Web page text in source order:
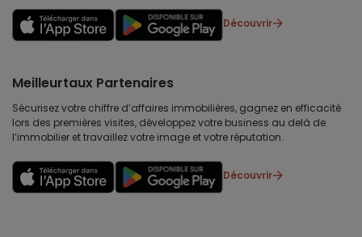
Découvrir
Meilleurtaux Partenaires
Sécurisez votre chiffre d’affaires immobilières, gagnez en efficacité
lors des premières visites, développez votre business au delà de
l’immobilier et travaillez votre image et votre réputation.
Découvrir